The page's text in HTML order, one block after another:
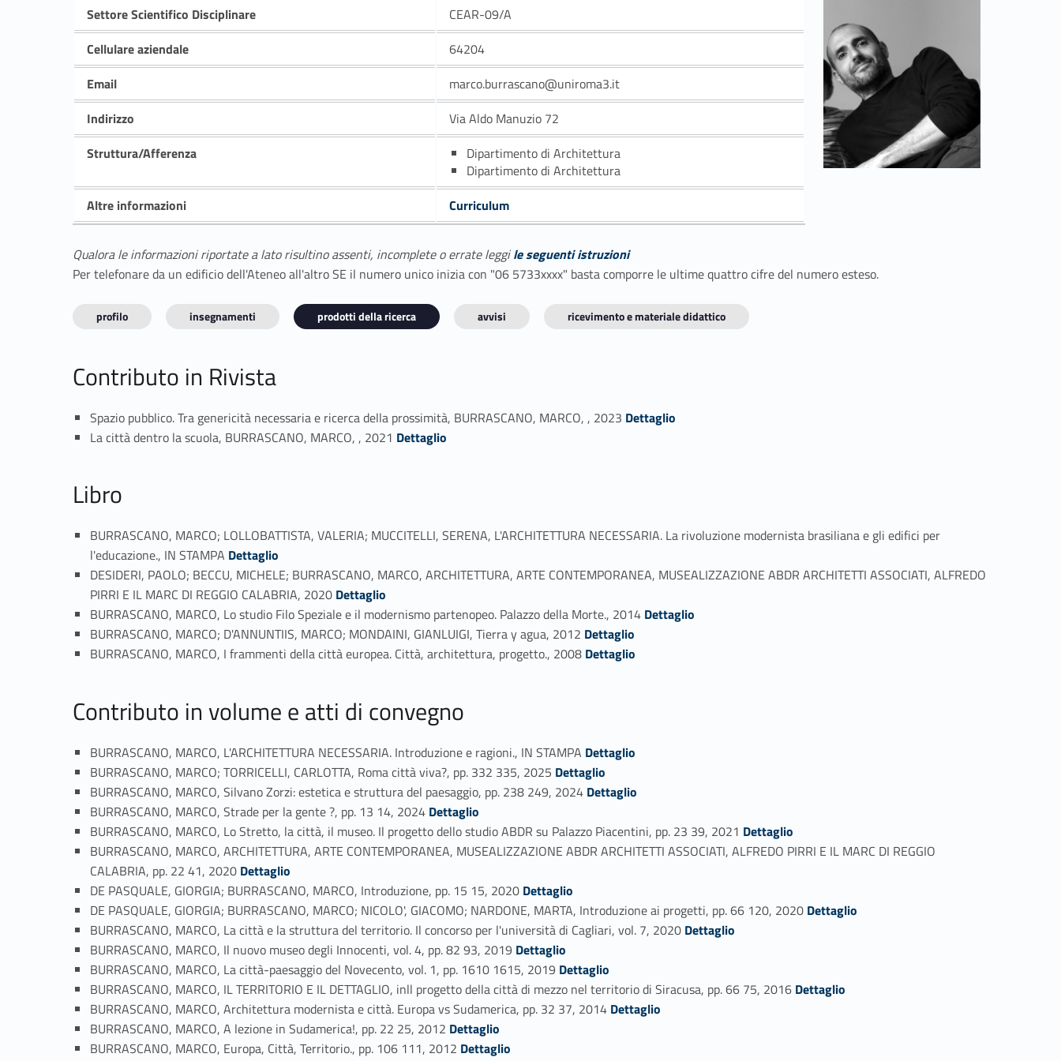
Settore Scientifico Disciplinare
CEAR-09/A
Cellulare aziendale
64204
Email
marco.burrascano@uniroma3.it
Indirizzo
Via Aldo Manuzio 72
Struttura/Afferenza
Dipartimento di Architettura
Dipartimento di Architettura
Altre informazioni
Curriculum
Qualora le informazioni riportate a lato risultino assenti, incomplete o errate leggile seguenti istruzioni
Per telefonare da un edificio dell'Ateneo all'altro SE il numero unico inizia con "06 5733xxxx" basta comporre le ultime quattro cifre del numero esteso.
profilo insegnamenti prodotti della ricerca avvisi ricevimento e materiale didattico
Contributo in Rivista
Spazio pubblico. Tra genericità necessaria e ricerca della prossimità, BURRASCANO, MARCO, , 2023 Link identifier #identifier_person_134983-1
Dettaglio
La città dentro la scuola, BURRASCANO, MARCO, , 2021Link identifier #identifier_person_18569-2Dettaglio
Libro
BURRASCANO, MARCO; LOLLOBATTISTA, VALERIA; MUCCITELLI, SERENA, L'ARCHITETTURA NECESSARIA. La rivoluzione modernista brasiliana e gli edifici per
l'educazione., IN STAMPA Link identifier #identifier_person_151659-3
Dettaglio
DESIDERI, PAOLO; BECCU, MICHELE; BURRASCANO, MARCO, ARCHITETTURA, ARTE CONTEMPORANEA, MUSEALIZZAZIONE ABDR ARCHITETTI ASSOCIATI, ALFREDO
PIRRI E IL MARC DI REGGIO CALABRIA, 2020 Link identifier #identifier_person_65682-4
Dettaglio
BURRASCANO, MARCO, Lo studio Filo Speziale e il modernismo partenopeo. Palazzo della Morte., 2014 Link identifier #identifier_person_970-5
Dettaglio
BURRASCANO, MARCO; D'ANNUNTIIS, MARCO; MONDAINI, GIANLUIGI, Tierra y agua, 2012 Link identifier #identifier_person_99887-6
Dettaglio
BURRASCANO, MARCO, I frammenti della città europea. Città, architettura, progetto., 2008 Link identifier #identifier_person_199319-7
Dettaglio
Contributo in volume e atti di convegno
BURRASCANO, MARCO, L'ARCHITETTURA NECESSARIA. Introduzione e ragioni., IN STAMPA Link identifier #identifier_person_36221-8
Dettaglio
BURRASCANO, MARCO; TORRICELLI, CARLOTTA, Roma città viva?, pp. 332 335, 2025 Link identifier #identifier_person_164594-9
Dettaglio
BURRASCANO, MARCO, Silvano Zorzi: estetica e struttura del paesaggio, pp. 238 249, 2024Link identifier #identifier_person_65008-10
Dettaglio
BURRASCANO, MARCO, Strade per la gente ?, pp. 13 14, 2024 Link identifier #identifier_person_80408-11
Dettaglio
BURRASCANO, MARCO, Lo Stretto, la città, il museo. Il progetto dello studio ABDR su Palazzo Piacentini, pp. 23 39, 2021 Link identifier #identifier_person_112535-12
Dettaglio
BURRASCANO, MARCO, ARCHITETTURA, ARTE CONTEMPORANEA, MUSEALIZZAZIONE ABDR ARCHITETTI ASSOCIATI, ALFREDO PIRRI E IL MARC DI REGGIO
CALABRIA, pp. 22 41, 2020 Link identifier #identifier_person_18519-13
Dettaglio
DE PASQUALE, GIORGIA; BURRASCANO, MARCO, Introduzione, pp. 15 15, 2020 Link identifier #identifier_person_73006-14
Dettaglio
DE PASQUALE, GIORGIA; BURRASCANO, MARCO; NICOLO', GIACOMO; NARDONE, MARTA, Introduzione ai progetti, pp. 66 120, 2020 Link identifier #identifier_person_64864-15
Dettaglio
BURRASCANO, MARCO, La città e la struttura del territorio. Il concorso per l'università di Cagliari, vol. 7, 2020Link identifier #identifier_person_114574-16
Dettaglio
BURRASCANO, MARCO, Il nuovo museo degli Innocenti, vol. 4, pp. 82 93, 2019 Link identifier #identifier_person_58780-17
Dettaglio
BURRASCANO, MARCO, La città-paesaggio del Novecento, vol. 1, pp. 1610 1615, 2019 Link identifier #identifier_person_39378-18
Dettaglio
BURRASCANO, MARCO, IL TERRITORIO E IL DETTAGLIO, inll progetto della città di mezzo nel territorio di Siracusa, pp. 66 75, 2016 Link identifier #identifier_person_69697-19
Dettaglio
BURRASCANO, MARCO, Architettura modernista e città. Europa vs Sudamerica, pp. 32 37, 2014 Link identifier #identifier_person_195573-20
Dettaglio
BURRASCANO, MARCO, A lezione in Sudamerica!, pp. 22 25, 2012 Link identifier #identifier_person_158744-21
Dettaglio
BURRASCANO, MARCO, Europa, Città, Territorio., pp. 106 111, 2012 Link identifier #identifier_person_50657-22
Dettaglio